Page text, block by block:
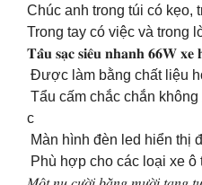
Chúc anh trong túi có kẹo,
Trong tay có việc và trong
𝐓𝐚̂̉𝐮 𝐬𝐚̣𝐜 𝐬𝐢𝐞̂𝐮 𝐧𝐡𝐚𝐧𝐡 𝟔𝟔𝐖 𝐱𝐞
Được làm bằng chất liệu
Tẩu cấm chắc chắn
c
Màn hình đèn led hiển thị
Phù hợp cho các loại xe